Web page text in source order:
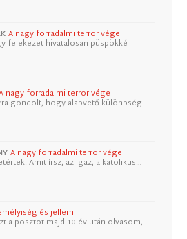
A nagy forradalmi terror vége
felekezet hivatalosan püspökké
nagy forradalmi terror vége
gondolt, hogy alapvető különbség
A nagy forradalmi terror vége
Amit írsz, az igaz, a katolikus…
és jellem
a posztot majd 10 év után olvasom,